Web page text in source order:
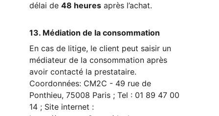
délai de 48 heures après l’achat.
13. Médiation de la consommation
En cas de litige, le client peut saisir un
médiateur de la consommation après
avoir contacté la prestataire.
Coordonnées: CM2C - 49 rue de
Ponthieu, 75008 Paris ; Tel : 01 89 47 00
14 ; Site internet :